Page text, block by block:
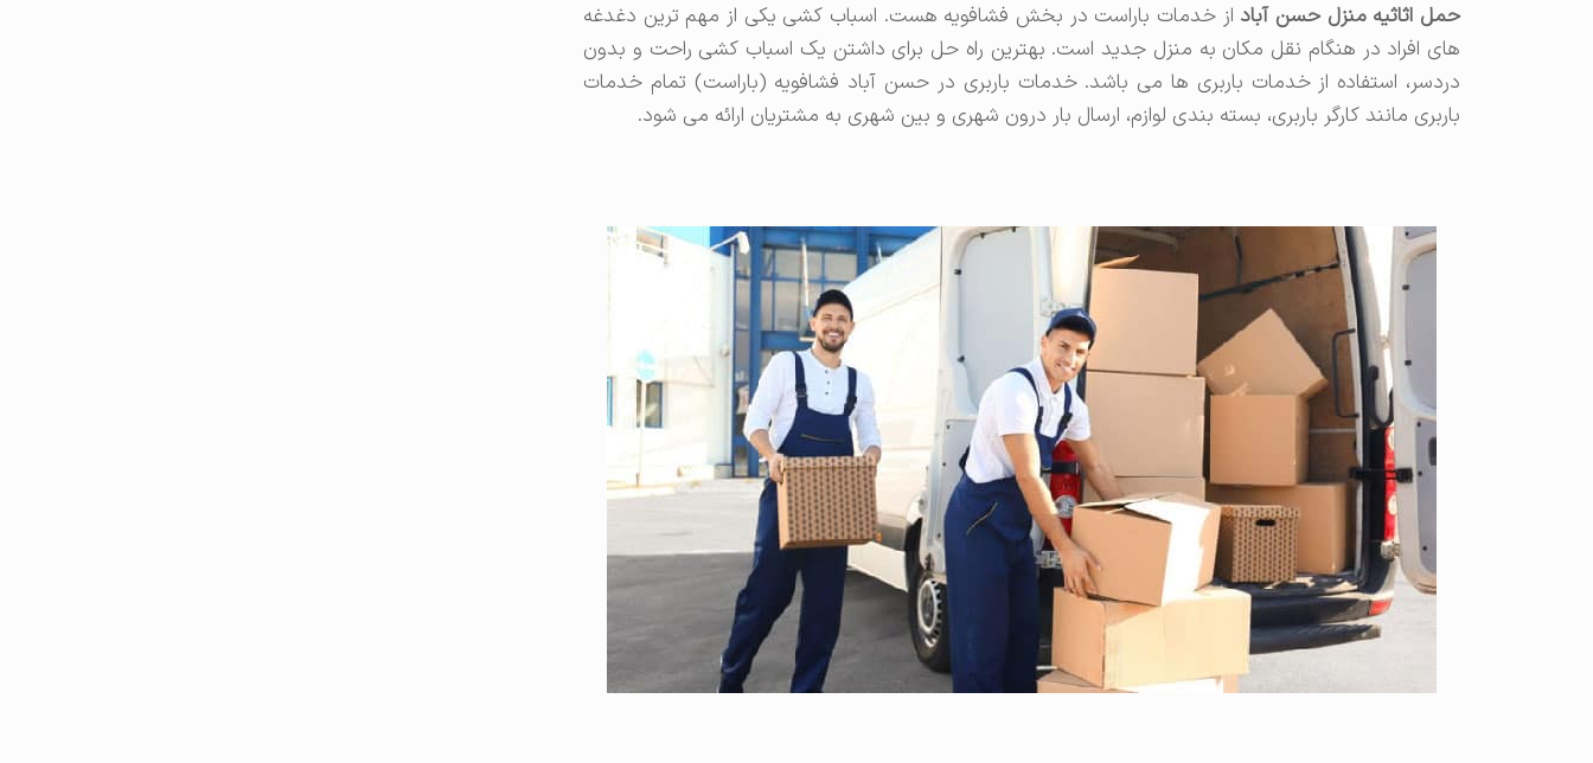
حمل اثاثیه منزل حسن آباد از خدمات باراست در بخش فشافویه هست. اسباب کشی یکی از مهم ترین دغدغه
های افراد در هنگام نقل مکان به منزل جدید است. بهترین راه حل برای داشتن یک اسباب کشی راحت و بدون
دردسر، استفاده از خدمات باربری ها می باشد. خدمات باربری در حسن آباد فشافویه (باراست) تمام خدمات
باربری مانند کارگر باربری، بسته بندی لوازم، ارسال بار درون شهری و بین شهری به مشتریان ارائه می شود.